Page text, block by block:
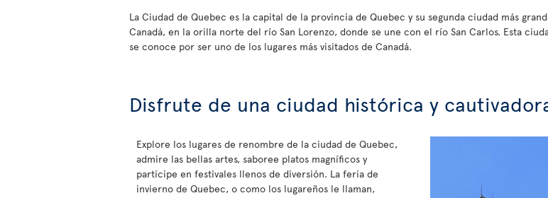
La Ciudad de Quebec es la capital de la provincia de Quebec y su segunda ciudad más
Canadá, en la orilla norte del río San Lorenzo, donde se une con el río San Carlos. Esta
se conoce por ser uno de los lugares más visitados de Canadá.
Disfrute de una ciudad histórica y
Explore los lugares de renombre de la ciudad de Quebec,
admire las bellas artes, saboree platos magníficos y
participe en festivales llenos de diversión. La feria de
invierno de Quebec, o como los lugareños le llaman,